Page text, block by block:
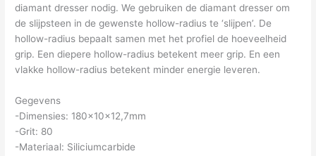
diamant dresser nodig. We gebruiken de diamant dresser om
de slijpsteen in de gewenste hollow-radius te ‘slijpen’. De
hollow-radius bepaalt samen met het profiel de hoeveelheid
grip. Een diepere hollow-radius betekent meer grip. En een
vlakke hollow-radius betekent minder energie leveren.
Gegevens
-Dimensies: 180x10x12,7mm
-Grit: 80
-Materiaal: Siliciumcarbide